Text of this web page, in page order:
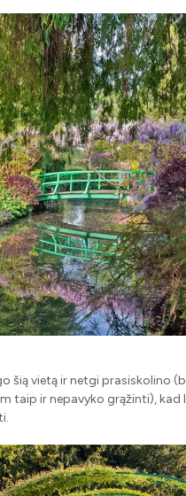
šią vietą ir netgi prasiskolino
taip ir nepavyko grąžinti), kad